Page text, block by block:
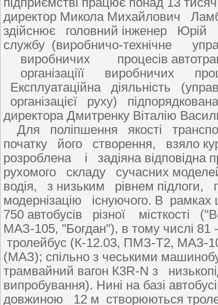
директор Микола Михайлович
здійснює головний інженер
службу (виробничо-технічне
виробничих процесів
організаціїї виробничих
Експлуатаційна діяльність
організацієї руху)
директора Дмитренку Віталію
Для поліпшення якості
початку його створення, взяло
розроблена і задіяна відповідна
рухомого складу сучасних
водія, з низьким рівнем
модернізацію існуючого. В рамках
750 автобусів різної
МАЗ-105, "Богдан"), в тому числі
тролейбус (К-12.03, ПМЗ-Т2, МАЗ-
(МАЗ); спільно з чеськими
трамвайний вагон К3R-N з
випробування). Нині на базі
довжиною 12 м створюються